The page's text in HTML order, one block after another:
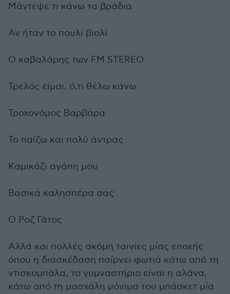
Μάντεψε τι κάνω τα βράδια
Αν ήταν το πουλί βιολί
Ο καβαλάρης των FM STEREO
Τρελός είμαι, ό,τι θέλω κάνω
Τροχονόμος Βαρβάρα
Το παίζω και πολύ άντρας
Καμικάζι αγάπη μου
Βασικά καλησπέρα σας
Ο Ροζ Γάτος
Αλλά και πολλές ακόμη ταινίες μίας εποχής
όπου η διασκέδαση παίρνει φωτιά κάτω από τη
ντισκομπάλα, το γυμναστήριο είναι η αλάνα,
κάτω από τη μασχάλη μόνιμα του μπάσκετ μία